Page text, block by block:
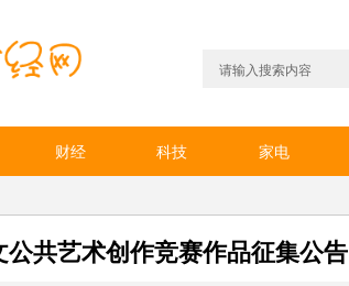
财经 科技 家电
共艺术创作竞赛作品征集公告